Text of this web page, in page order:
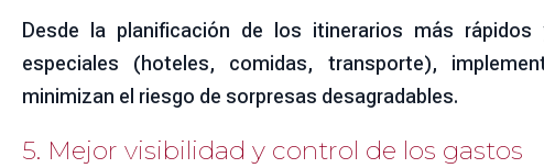
Desde la planificación de los itinerarios más
especiales (hoteles, comidas, transporte),
minimizan el riesgo de sorpresas desagradables.
5. Mejor visibilidad y control de los gastos